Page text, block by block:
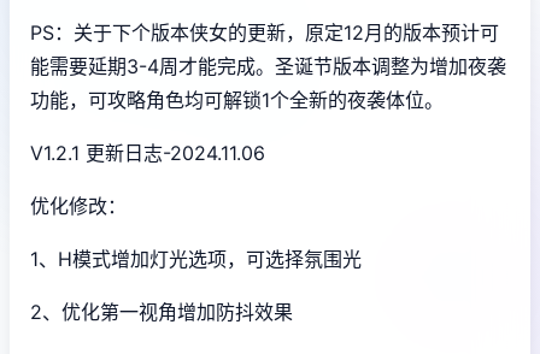
PS：关于下个版本侠女的更新，原定12月的版本预计可
能需要延期3-4周才能完成。圣诞节版本调整为增加夜袭
功能，可攻略角色均可解锁1个全新的夜袭体位。
V1.2.1 更新日志-2024.11.06
优化修改：
1、H模式增加灯光选项，可选择氛围光
2、优化第一视角增加防抖效果